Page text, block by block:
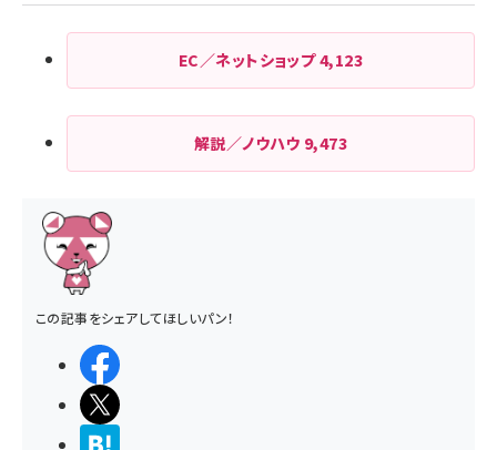
EC／ネットショップ4,123
解説／ノウハウ 9,473
この記事をシェアしてほしいパン！